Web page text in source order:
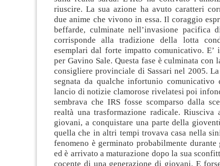
riuscire. La sua azione ha avuto caratteri
due anime che vivono in essa. Il coraggio
beffarde, culminate nell’invasione pacifica
corrisponde alla tradizione della lotta
esemplari dal forte impatto comunicativo. E’
per Gavino Sale. Questa fase è culminata con
consigliere provinciale di Sassari nel 2005.
segnata da qualche infortunio comunicativo
lancio di notizie clamorose rivelatesi poi
sembrava che IRS fosse scomparso dalla
realtà una trasformazione radicale. Riusciva
giovani, a conquistare una parte della
quella che in altri tempi trovava casa nella
fenomeno è germinato probabilmente
ed è arrivato a maturazione dopo la sua
cocente di una generazione di giovani. E